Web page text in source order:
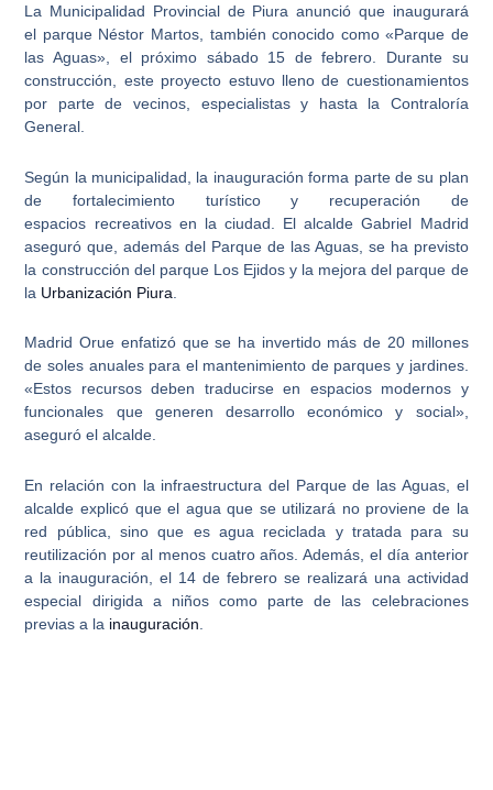
La Municipalidad Provincial de Piura anunció que inaugurará
el parque Néstor Martos, también conocido como «Parque de
las Aguas», el próximo sábado 15 de febrero. Durante su
construcción, este proyecto estuvo lleno de cuestionamientos
por parte de vecinos, especialistas y hasta la Contraloría
General.
Según la municipalidad, la inauguración forma parte de su plan
defortalecimiento turístico y recuperación de
espacios recreativos en la ciudad. El alcalde Gabriel Madrid
aseguró que, además del Parque de las Aguas, se ha previsto
la construcción del parque Los Ejidos y la mejora del parque de
la Urbanización Piura
Madrid Orue enfatizó quese ha invertido más de 20 millones
de soles anualespara el mantenimiento de parques y jardines.
«Estos recursos deben traducirse en espacios modernos y
funcionales que generen desarrollo económico y social»,
aseguró el alcalde.
En relación con la infraestructura del Parque de las Aguas, el
alcalde explicó que el agua que se utilizará no proviene de la
red pública, sino que es agua reciclada y tratada para su
reutilización por al menos cuatro años . Además, el día anterior
a la inauguración, el 14 de febrero se realizará una actividad
especial dirigida a niños como parte de las celebraciones
previas a la inauguración